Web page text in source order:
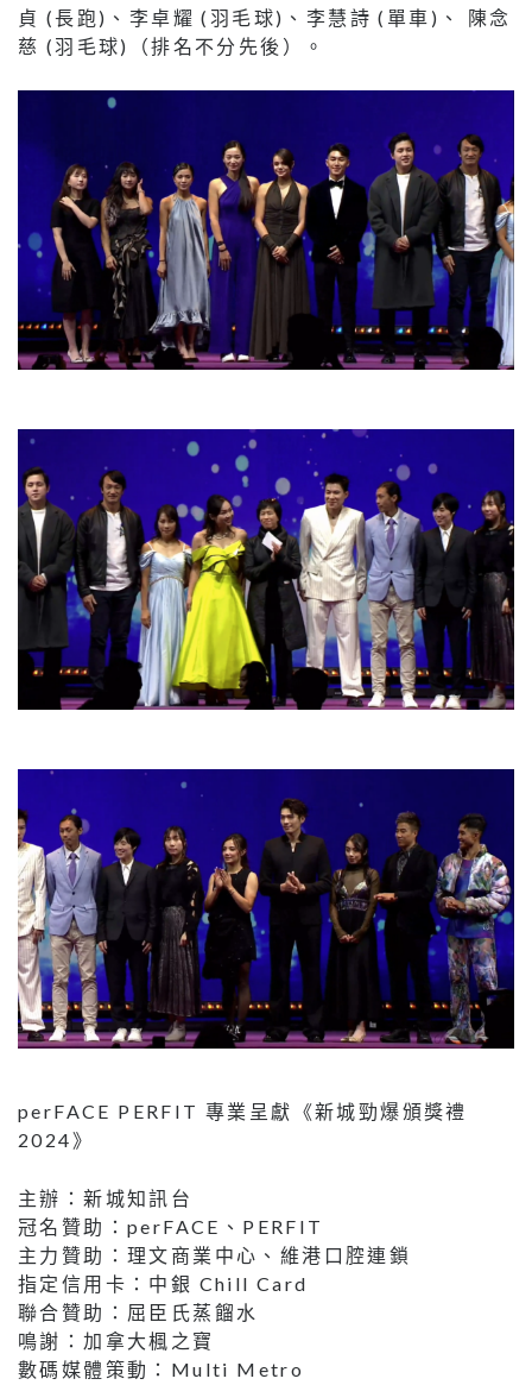
貞 (長跑)、李卓耀 (羽毛球)、李慧詩 (單車)、 陳念
慈 (羽毛球)（排名不分先後）。
perFACE PERFIT 專業呈獻《新城勁爆頒獎禮
2024》
主辦：新城知訊台
冠名贊助：perFACE、PERFIT
主力贊助：理文商業中心、維港口腔連鎖
指定信用卡：中銀 Chill Card
聯合贊助：屈臣氏蒸餾水
鳴謝：加拿大楓之寶
數碼媒體策動：Multi Metro